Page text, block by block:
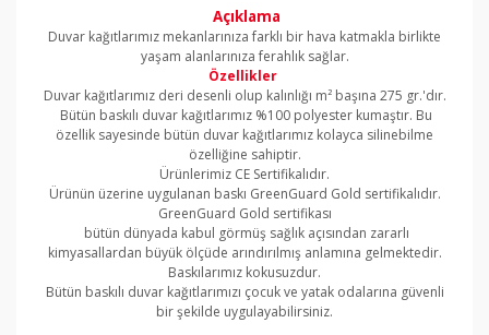
Açıklama
Duvar kağıtlarımız mekanlarınıza farklı bir hava katmakla birlikte
yaşam alanlarınıza ferahlık sağlar.
Özellikler
Duvar kağıtlarımız deri desenli olup kalınlığı m² başına 275 gr.'dır.
Bütün baskılı duvar kağıtlarımız %100 polyester kumaştır. Bu
özellik sayesinde bütün duvar kağıtlarımız kolayca silinebilme
özelliğine sahiptir.
Ürünlerimiz CE Sertifikalıdır.
Ürünün üzerine uygulanan baskı GreenGuard Gold sertifikalıdır.
GreenGuard Gold sertifikası
bütün dünyada kabul görmüş sağlık açısından zararlı
kimyasallardan büyük ölçüde arındırılmış anlamına gelmektedir.
Baskılarımız kokusuzdur.
Bütün baskılı duvar kağıtlarımızı çocuk ve yatak odalarına güvenli
bir şekilde uygulayabilirsiniz.